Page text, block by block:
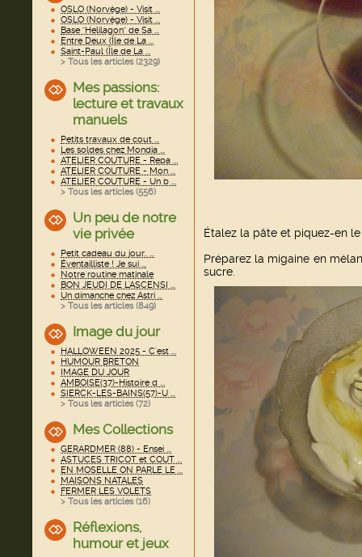
OSLO (Norvège) - Visit ...
OSLO (Norvège) - Visit ...
Base "Helilagon" de Sa ...
Entre Deux (Île de La ...
Saint-Paul (Île de La ...
> Tous les articles (2329)
Mes passions:
lecture et travaux
manuels
Petits travaux de cout ...
Les soldes chez Mondia ...
ATELIER COUTURE - Repa ...
ATELIER COUTURE - Mon ...
ATELIER COUTURE - Un b ...
> Tous les articles (556)
Un peu de notre
vie privée
Petit cadeau du jour.. ...
Éventailliste ! Je sui ...
Notre routine matinale
BON JEUDI DE L'ASCENSI ...
Un dimanche chez Astri ...
> Tous les articles (849)
Image du jour
HALLOWEEN 2025 - C'est ...
HUMOUR BRETON
IMAGE DU JOUR
AMBOISE(37)-Histoire d ...
SIERCK-LES-BAINS(57)-U ...
> Tous les articles (72)
Mes Collections
GERARDMER (88) - Ensei ...
ASTUCES TRICOT et COUT ...
EN MOSELLE ON PARLE LE ...
MAISONS NATALES
FERMER LES VOLETS
> Tous les articles (16)
Réflexions,
humour et jeux
Étalez la pâte et piquez-en
Préparez la migaine en
sucre.